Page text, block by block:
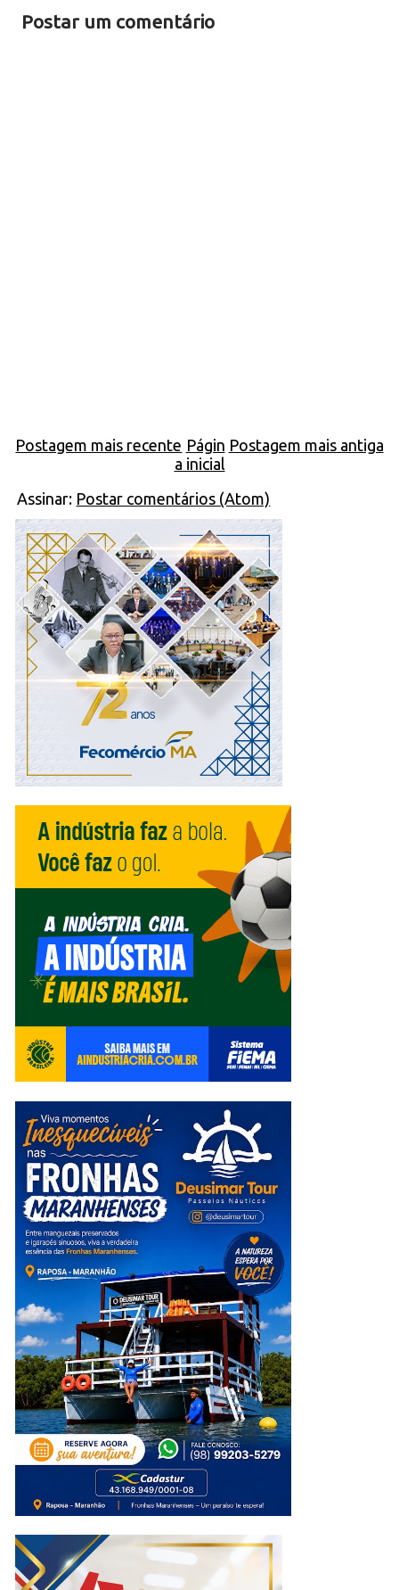
Postar um comentário
Postagem mais recente Postagem mais antiga
Págin
a inicial
Assinar: Postar comentários (Atom)